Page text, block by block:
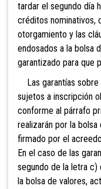
tardar el segundo día
créditos nominativos,
otorgamiento y las
endosados a la bolsa
garantizado para que
Las garantías sobre
sujetos a inscripción
conforme al párrafo
realizarán por la
firmado por el
En el caso de las
segundo de la letra c)
la bolsa de valores,